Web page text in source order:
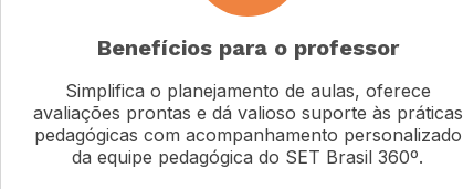
Benefícios para o professor
Simplifica o planejamento de aulas, oferece
avaliações prontas e dá valioso suporte às práticas
pedagógicas com acompanhamento personalizado
da equipe pedagógica do SET Brasil 360º.